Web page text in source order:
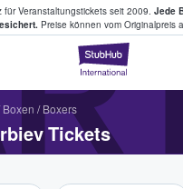
für Veranstaltungstickets seit 2009. Jede
Preise können vom Originalpreis
kaufen &
Boxen / Boxers
Tickets